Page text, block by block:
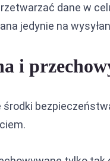
dane w
jedynie na
i